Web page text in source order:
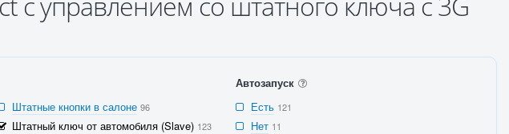
Штатные кнопки в салоне 96
Штатный ключ от автомобиля (Slave) 123
Автозапуск
Есть 121
Нет 11